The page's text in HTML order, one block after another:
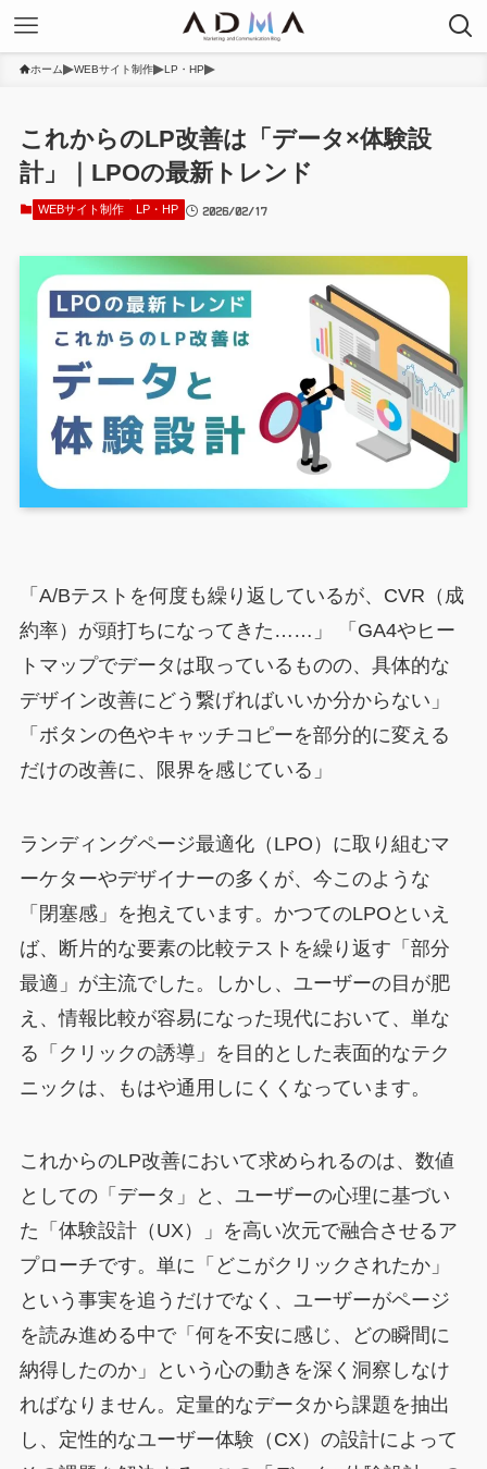
ホーム WEBサイト制作 LP・HP
これからのLP改善は「データ×体験設
計」｜LPOの最新トレンド
WEBサイト制作 LP・HP 2026/02/17
「A/Bテストを何度も繰り返しているが、CVR（成
約率）が頭打ちになってきた……」 「GA4やヒー
トマップでデータは取っているものの、具体的な
デザイン改善にどう繋げればいいか分からない」
「ボタンの色やキャッチコピーを部分的に変える
だけの改善に、限界を感じている」
ランディングページ最適化（LPO）に取り組むマ
ーケターやデザイナーの多くが、今このような
「閉塞感」を抱えています。かつてのLPOといえ
ば、断片的な要素の比較テストを繰り返す「部分
最適」が主流でした。しかし、ユーザーの目が肥
え、情報比較が容易になった現代において、単な
る「クリックの誘導」を目的とした表面的なテク
ニックは、もはや通用しにくくなっています。
これからのLP改善において求められるのは、数値
としての「データ」と、ユーザーの心理に基づい
た「体験設計（UX）」を高い次元で融合させるア
プローチです。単に「どこがクリックされたか」
という事実を追うだけでなく、ユーザーがページ
を読み進める中で「何を不安に感じ、どの瞬間に
納得したのか」という心の動きを深く洞察しなけ
ればなりません。定量的なデータから課題を抽出
し、定性的なユーザー体験（CX）の設計によって